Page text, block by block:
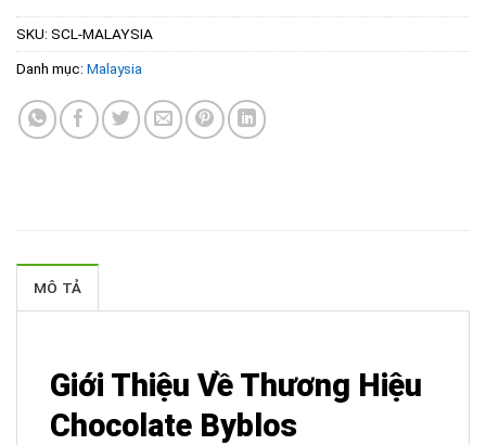
SKU: SCL-MALAYSIA
Danh mục: Malaysia
MÔ TẢ
Giới Thiệu Về Thương Hiệu
Chocolate Byblos